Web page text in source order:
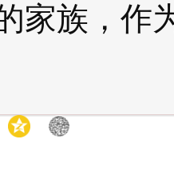
家族，作